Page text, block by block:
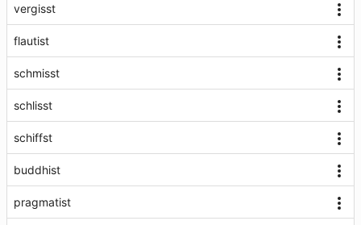
vergisst
flautist
schmisst
schlisst
schiffst
buddhist
pragmatist